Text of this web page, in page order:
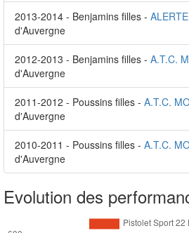
2013-2014 - Benjamins filles -
d'Auvergne
2012-2013 - Benjamins filles - A.T.C.
d'Auvergne
2011-2012 - Poussins filles - A.T.C.
d'Auvergne
2010-2011 - Poussins filles - A.T.C.
d'Auvergne
Evolution des